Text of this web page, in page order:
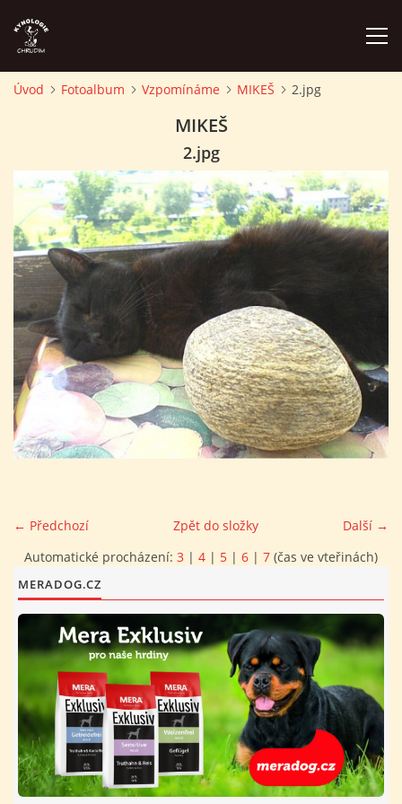
ZÁVODY A PROPOZICE
PSÍ AKADEMIE
PŘÍSPĚVKY A POPLATKY
KONTAKTY KK
FOTOALBUM
AVZO TSČ ČR CHRUDIM P.S.
VÝBOR KK
Úvod Fotoalbum Vzpomínáme MIKEŠ 2.jpg
MIKEŠ
2.jpg
← Předchozí Další →
Zpět do složky
Automatické procházení: 3 | 4 | 5 | 6 | 7 (čas ve vteřinách)
MERADOG.CZ